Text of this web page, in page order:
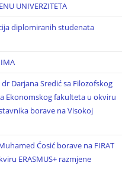
UNIVERZITETA
diplomiranih studenata
Darjana Sredić sa Filozofskog
Ekonomskog fakulteta u okviru
borave na Visokoj
Ćosić borave na FIRAT
ERASMUS+ razmjene